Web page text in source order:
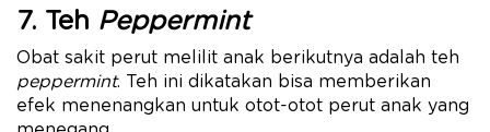
7. Teh Peppermint
Obat sakit perut melilit anak berikutnya adalah teh
peppermint. Teh ini dikatakan bisa memberikan
efek menenangkan untuk otot-otot perut anak yang